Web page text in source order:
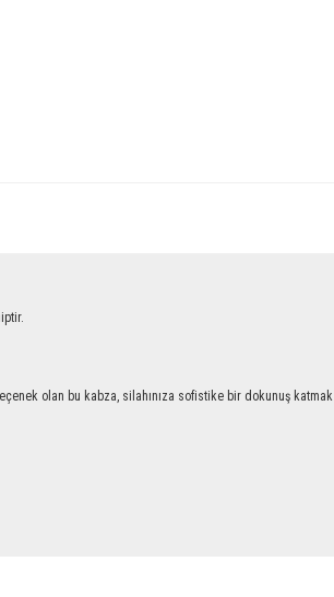
olan bu kabza, silahınıza sofistike bir dokunuş